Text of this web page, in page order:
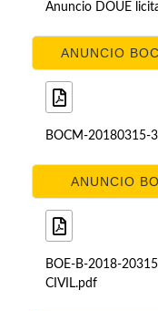
Anuncio DOUE
ANUNCIO
BOCM-20180315-
ANUNCIO
BOE-B-2018-
CIVIL.pdf